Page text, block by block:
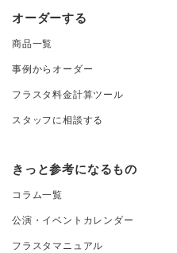
オーダーする
商品一覧
事例からオーダー
フラスタ料金計算ツール
スタッフに相談する
きっと参考になるもの
コラム一覧
公演・イベントカレンダー
フラスタマニュアル